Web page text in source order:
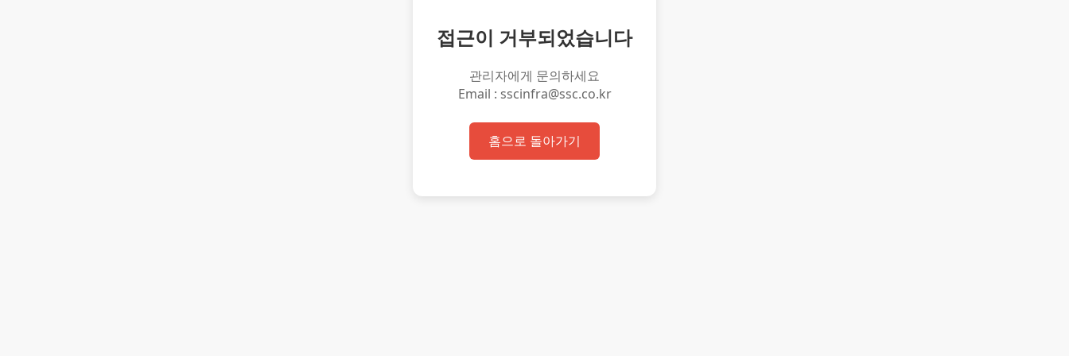
접근이 거부되었습니다
관리자에게 문의하세요
Email : sscinfra@ssc.co.kr
홈으로 돌아가기